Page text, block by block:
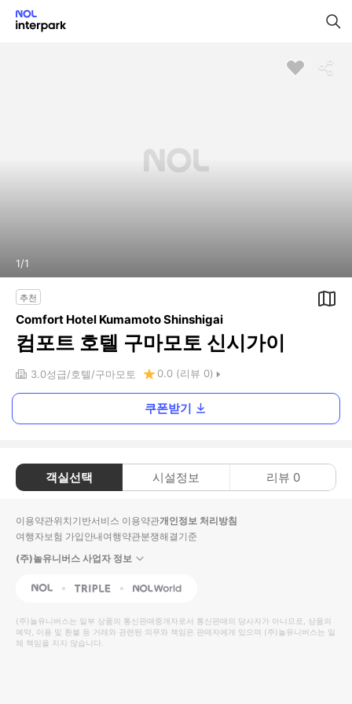
1/1
추천
Comfort Hotel Kumamoto Shinshigai
컴포트 호텔 구마모토 신시가이
3.0성급 호텔 구마모토 0.0 (리뷰 0)
쿠폰받기
객실선택 시설정보 리뷰 0
이용약관위치기반서비스 이용약관개인정보 처리방침
여행자보험 가입안내여행약관분쟁해결기준
(주)놀유니버스 사업자 정보
NOL Triple Interpark Global
(주)놀유니버스는 일부 상품의 통신판매중개자로서 통신판매의 당사자가 아니므로, 상품의
예약, 이용 및 환불 등 거래와 관련된 의무와 책임은 판매자에게 있으며 (주)놀유니버스는 일
체 책임을 지지 않습니다.